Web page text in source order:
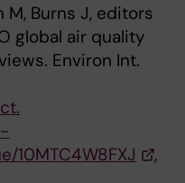
M, Burns J, editors
global air quality
Environ Int.
10MTC4W8FXJ
,